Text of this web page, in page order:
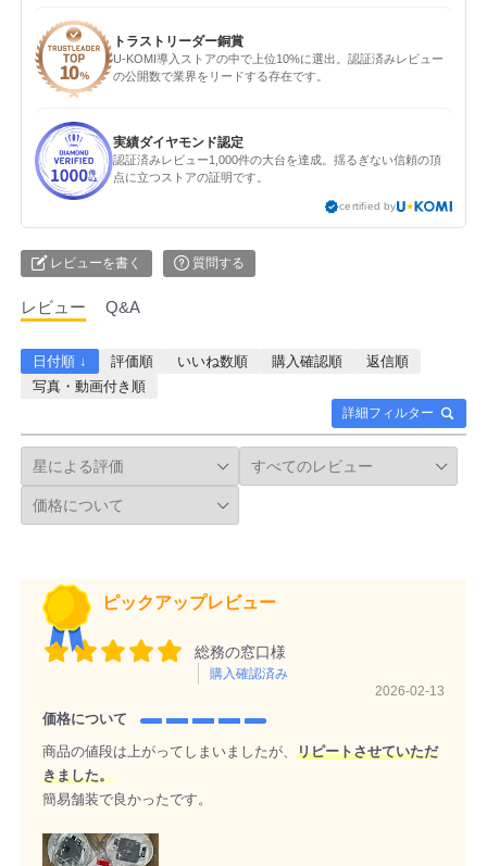
トラストリーダー銅賞
U-KOMI導入ストアの中で上位10%に選出。認証済みレビュー
の公開数で業界をリードする存在です。
実績ダイヤモンド認定
認証済みレビュー1,000件の大台を達成。揺るぎない信頼の頂
点に立つストアの証明です。
certified by
レビューを書く 質問する
レビュー Q&A
詳細フィルター
日付順 ↓ 評価順 いいね数順 購入確認順
返信順
写真・動画付き順
ピックアップレビュー
総務の窓口様
購入確認済み
2026-02-13
価格について
商品の値段は上がってしまいましたが、 リピートさせていただ
きました。
簡易舗装で良かったです。